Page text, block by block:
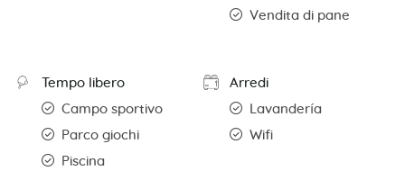
Vendita di pane
Tempo libero
Campo sportivo
Parco giochi
Piscina
Arredi
Lavandería
Wifi